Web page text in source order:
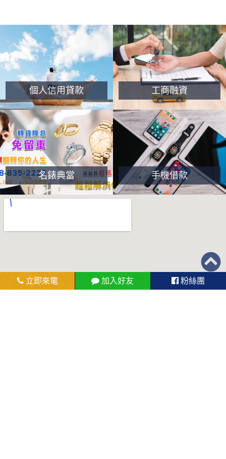
個人信用貸款 工商融資
名錶典當 手機借款
立即來電 加入好友 粉絲團